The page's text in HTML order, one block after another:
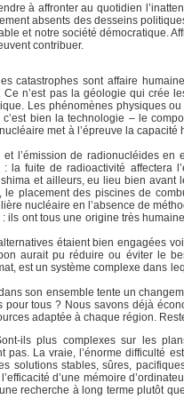
à affronter au quotidien
absents des desseins
et notre société démocratique.
contribuer.
catastrophes sont affaire
n’est pas la géologie qui crée
Les phénomènes physiques
bien la technologie – le
met à l’épreuve la capacité
l’émission de radionucléides en
la fuite de radioactivité affectera
et ailleurs, eu lieu bien avant
placement des piscines de
nucléaire en l’absence de
ont tous une origine très
étaient bien engagées
aurait pu réduire ou éviter le
est un système complexe dans
son ensemble tente un
tous ? Nous savons déjà
adaptée à chaque région.
ils plus complexes sur les
La vraie, l’énorme difficulté
solutions stables, sûres,
d’une mémoire
recherche à long terme plutôt